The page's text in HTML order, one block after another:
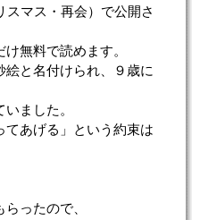
スマス・再会）で公開さ
無料で読めます。
と名付けられ、９歳に
ました。
てあげる」という約束は
ったので、